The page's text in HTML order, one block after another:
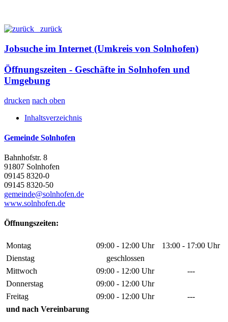
zurück
Jobsuche im Internet (Umkreis von Solnhofen)
Öffnungszeiten - Geschäfte in Solnhofen und
Umgebung
drucken nach oben
Inhaltsverzeichnis
Gemeinde Solnhofen
Bahnhofstr. 8
91807 Solnhofen
09145 8320-0
09145 8320-50
gemeinde@solnhofen.de
www.solnhofen.de
Öffnungszeiten:
Montag 09:00 - 12:00 Uhr
13:00 - 17:00 Uhr
Dienstag
geschlossen
Mittwoch
09:00 - 12:00 Uhr
---
Donnerstag
09:00 - 12:00 Uhr
Freitag
09:00 - 12:00 Uhr
---
und nach Vereinbarung